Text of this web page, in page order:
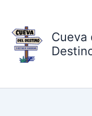
contenido
Cueva